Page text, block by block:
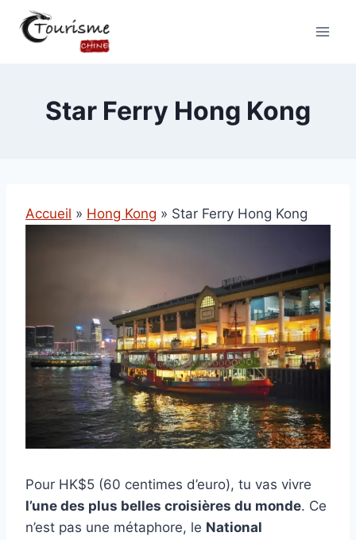
Star Ferry Hong Kong
Accueil » Hong Kong » Star Ferry Hong Kong
Pour HK$5 (60 centimes d’euro), tu vas vivre
l’une des plus belles croisières du monde. Ce
n’est pas une métaphore, le National